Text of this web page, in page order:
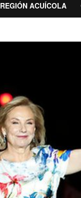
REGIÓN ACUÍCOLA